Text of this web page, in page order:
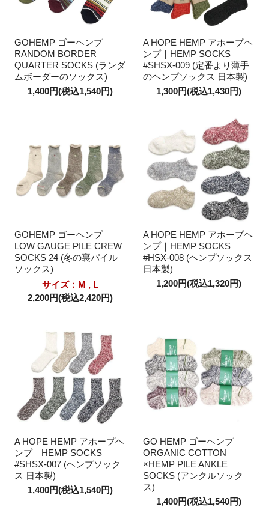
GOHEMP ゴーヘンプ｜
RANDOM BORDER
QUARTER SOCKS (ランダ
ムボーダーのソックス)
1,400円(税込1,540円)
A HOPE HEMP アホープヘ
ンプ｜HEMP SOCKS
#SHSX-009 (定番より薄手
のヘンプソックス 日本製)
1,300円(税込1,430円)
GOHEMP ゴーヘンプ｜
LOW GAUGE PILE CREW
SOCKS 24 (冬の裏パイル
ソックス)
サイズ：M , L
2,200円(税込2,420円)
A HOPE HEMP アホープヘ
ンプ｜HEMP SOCKS
#HSX-008 (ヘンプソックス
日本製)
1,200円(税込1,320円)
A HOPE HEMP アホープヘ
ンプ｜HEMP SOCKS
#SHSX-007 (ヘンプソック
ス 日本製)
1,400円(税込1,540円)
GO HEMP ゴーヘンプ｜
ORGANIC COTTON
×HEMP PILE ANKLE
SOCKS (アンクルソック
ス)
1,400円(税込1,540円)